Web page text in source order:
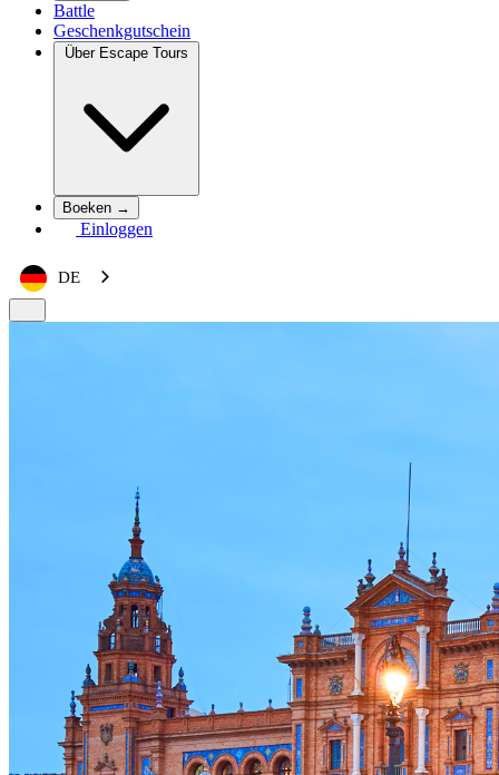
Battle
Geschenkgutschein
Über Escape Tours
Boeken →
Einloggen
DE